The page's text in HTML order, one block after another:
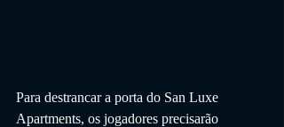
Para destrancar a porta do San Luxe
Apartments, os jogadores precisarão